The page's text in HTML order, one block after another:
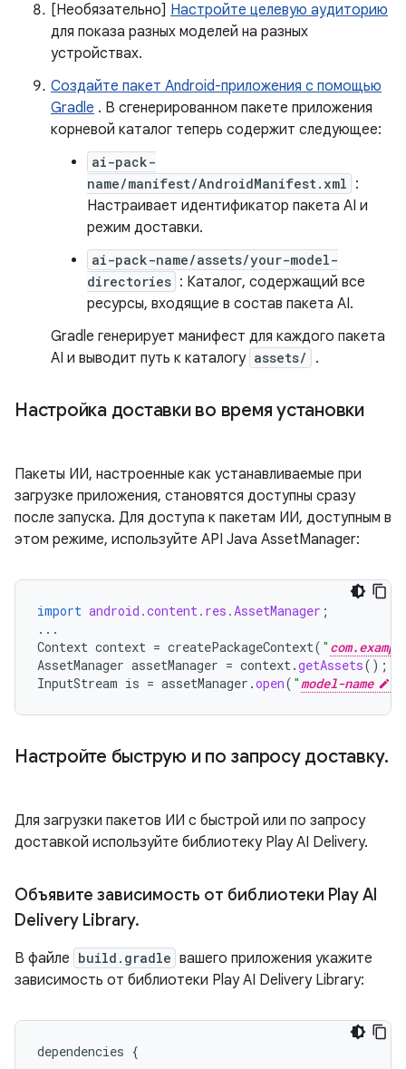
[Необязательно] Настройте целевую аудиторию
для показа разных моделей на разных
устройствах.
Создайте пакет Android-приложения с помощью
Gradle . В сгенерированном пакете приложения
корневой каталог теперь содержит следующее:
ai-pack-
name/manifest/AndroidManifest.xml :
Настраивает идентификатор пакета AI и
режим доставки.
ai-pack-name/assets/your-model-
directories : Каталог, содержащий все
ресурсы, входящие в состав пакета AI.
Gradle генерирует манифест для каждого пакета
AI и выводит путь к каталогу assets/ .
Настройка доставки во время установки
Пакеты ИИ, настроенные как устанавливаемые при
загрузке приложения, становятся доступны сразу
после запуска. Для доступа к пакетам ИИ, доступным в
этом режиме, используйте API Java AssetManager:
import android.content.res.AssetManager ;
...
Context context = createPackageContext( "
AssetManager assetManager = context.getAssets();
InputStream is = assetManager .open( "model-name
Настройте быструю и по запросу доставку.
Для загрузки пакетов ИИ с быстрой или по запросу
доставкой используйте библиотеку Play AI Delivery.
Объявите зависимость от библиотеки Play AI
Delivery Library.
В файле build.gradle вашего приложения укажите
зависимость от библиотеки Play AI Delivery Library:
dependencies {